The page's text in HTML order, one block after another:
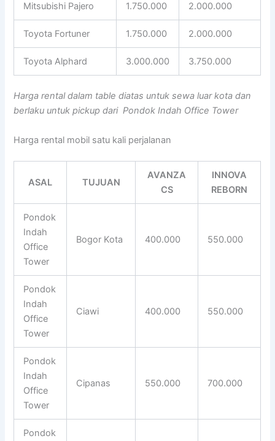
Mitsubishi Pajero 1.750.000 2.000.000
Toyota Fortuner 1.750.000 2.000.000
Toyota Alphard 3.000.000 3.750.000
Harga rental dalam table diatas untuk sewa luar kota dan
berlaku untuk pickup dari Pondok Indah Office Tower
Harga rental mobil satu kali perjalanan
ASAL TUJUAN
AVANZA
CS
INNOVA
REBORN
Pondok
Indah
Office
Tower
Bogor Kota 400.000 550.000
Pondok
Indah
Office
Tower
Ciawi 400.000 550.000
Pondok
Indah
Office
Tower
Cipanas 550.000 700.000
Pondok